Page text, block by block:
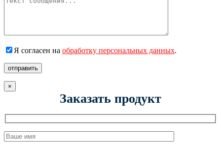
Я согласен на обработку персональных данных.
отправить
×
Заказать продукт